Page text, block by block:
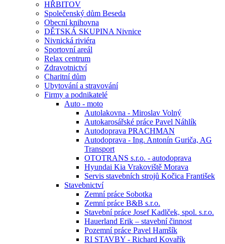
HŘBITOV
Společenský dům Beseda
Obecní knihovna
DĚTSKÁ SKUPINA Nivnice
Nivnická riviéra
Sportovní areál
Relax centrum
Zdravotnictví
Charitní dům
Ubytování a stravování
Firmy a podnikatelé
Auto - moto
Autolakovna - Miroslav Volný
Autokarosářské práce Pavel Náhlík
Autodoprava PRACHMAN
Autodoprava - Ing. Antonín Guriča, AG
Transport
OTOTRANS s.r.o. - autodoprava
Hyundai Kia Vrakoviště Morava
Servis stavebních strojů Kočica František
Stavebnictví
Zemní práce Sobotka
Zemní práce B&B s.r.o.
Stavební práce Josef Kadlček, spol. s.r.o.
Hauerland Erik – stavební činnost
Pozemní práce Pavel Hamšík
RI STAVBY - Richard Kovařík